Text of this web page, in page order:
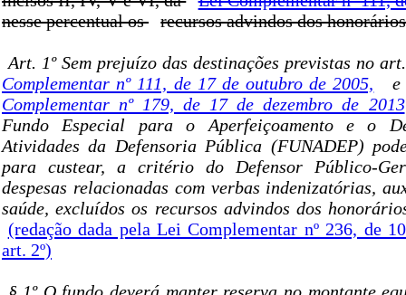
nesse percentual os
recursos advindos dos
Art. 1º Sem prejuízo das destinações previstas no
Complementar nº 111, de 17 de outubro de 2005,
e
Complementar nº 179, de 17 de dezembro de 2013
Fundo Especial para o Aperfeiçoamento e o
Atividades da Defensoria Pública (FUNADEP)
para custear, a critério do Defensor Público-
despesas relacionadas com verbas indenizatórias,
saúde, excluídos os recursos advindos dos
(redação dada pela Lei Complementar nº 236, de
art. 2º)